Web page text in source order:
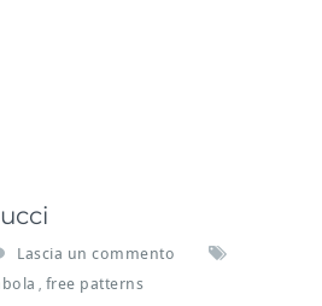
Lascia un commento
free patterns